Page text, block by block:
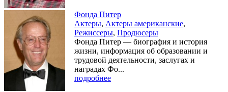
Фонда Питер
Актеры, Актеры американские,
Режиссеры, Продюсеры
Фонда Питер — биография и история
жизни, информация об образовании и
трудовой деятельности, заслугах и
наградах Фо...
подробнее